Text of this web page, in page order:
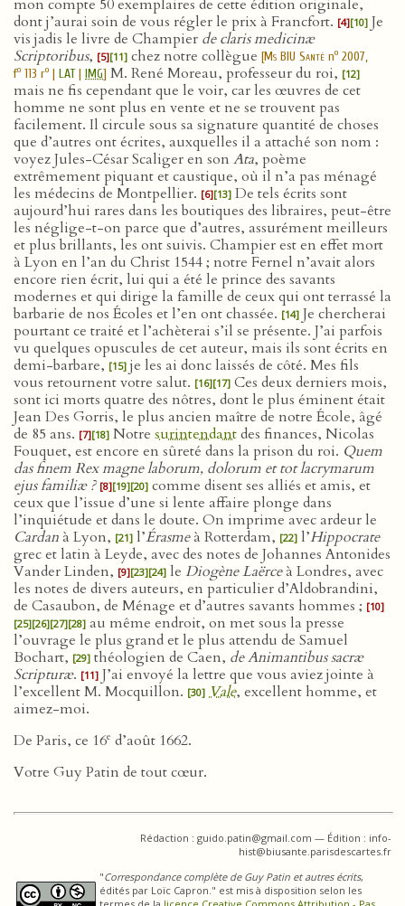
mon compte 50 exemplaires de cette édition originale,
dont j’aurai soin de vous régler le prix à Francfort. [4][10] Je
vis jadis le livre de Champier de claris medicinæ
Scriptoribus, [5][11] chez notre collègue [Ms BIU Santé no 2007,
fo 113 ro | LAT| IMG] M. René Moreau, professeur du roi, [12]
mais ne fis cependant que le voir, car les œuvres de cet
homme ne sont plus en vente et ne se trouvent pas
facilement. Il circule sous sa signature quantité de choses
que d’autres ont écrites, auxquelles il a attaché son nom :
voyez Jules-César Scaliger en son Ata, poème
extrêmement piquant et caustique, où il n’a pas ménagé
les médecins de Montpellier. [6][13] De tels écrits sont
aujourd’hui rares dans les boutiques des libraires, peut-être
les néglige-t-on parce que d’autres, assurément meilleurs
et plus brillants, les ont suivis. Champier est en effet mort
à Lyon en l’an du Christ 1544 ; notre Fernel n’avait alors
encore rien écrit, lui qui a été le prince des savants
modernes et qui dirige la famille de ceux qui ont terrassé la
barbarie de nos Écoles et l’en ont chassée. [14] Je chercherai
pourtant ce traité et l’achèterai s’il se présente. J’ai parfois
vu quelques opuscules de cet auteur, mais ils sont écrits en
demi-barbare, [15] je les ai donc laissés de côté. Mes fils
vous retournent votre salut. [16][17] Ces deux derniers mois,
sont ici morts quatre des nôtres, dont le plus éminent était
Jean Des Gorris, le plus ancien maître de notre École, âgé
de 85 ans. [7][18] Notre surintendantdes finances, Nicolas
Fouquet, est encore en sûreté dans la prison du roi. Quem
das finem Rex magne laborum, dolorum et tot lacrymarum
ejus familiæ ? [8][19][20] comme disent ses alliés et amis, et
ceux que l’issue d’une si lente affaire plonge dans
l’inquiétude et dans le doute. On imprime avec ardeur le
Cardanà Lyon, [21] l’Érasmeà Rotterdam, [22] l’Hippocrate
grec et latin à Leyde, avec des notes de Johannes Antonides
Vander Linden, [9][23][24] le Diogène Laërceà Londres, avec
les notes de divers auteurs, en particulier d’Aldobrandini,
de Casaubon, de Ménage et d’autres savants hommes ; [10]
[25][26][27][28] au même endroit, on met sous la presse
l’ouvrage le plus grand et le plus attendu de Samuel
Bochart, [29] théologien de Caen, de Animantibus sacræ
Scripturæ. [11] J’ai envoyé la lettre que vous aviez jointe à
l’excellent M. Mocquillon. [30] Vale, excellent homme, et
aimez-moi.
De Paris, ce 16e d’août 1662.
Votre Guy Patin de tout cœur.
Rédaction : guido.patin@gmail.com — Édition : info-
hist@biusante.parisdescartes.fr
"Correspondance complète de Guy Patin et autres écrits,
édités par Loïc Capron." est mis à disposition selon les